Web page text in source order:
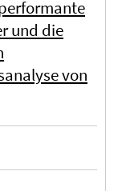
und die
von